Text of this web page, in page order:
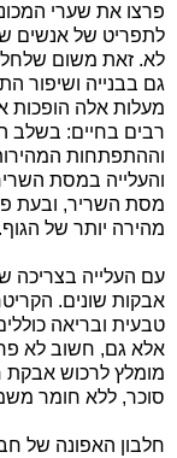
פרצו את שערי
לתפריט של אנשים
לא. זאת משום
גם בבנייה ושיפור
מעלות אלה הופכות
רבים בחיים: בשלב
וההתפתחות
והעלייה במסת
מסת השריר, ובעת
מהירה יותר של הגוף.
עם העלייה בצריכה
אבקות שונים.
טבעית ובריאה
אלא גם, חשוב לא
מומלץ לרכוש אבקת
סוכר, ללא חומר
חלבון האפונה של